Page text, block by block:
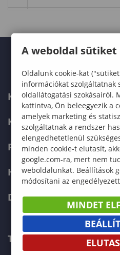
KARUNK
KÉPZÉSEK
FELVÉTELIZŐKNEK
HALLGATÓKNAK
DOKTORI ISKOLA
TELEFONKÖNYV
A weboldal sütiket
Oldalunk cookie-kat
információkat szolgáltatnak
oldallátogatási szokásairól.
kattintva, Ön beleegyezik a
amelyek marketing és
szolgáltatnak a rendszer
elengedhetetlenül
minden cookie-t elutasít,
google.com-ra, mert nem
weboldalunkat. Beállítások
módosítani az
MINDET